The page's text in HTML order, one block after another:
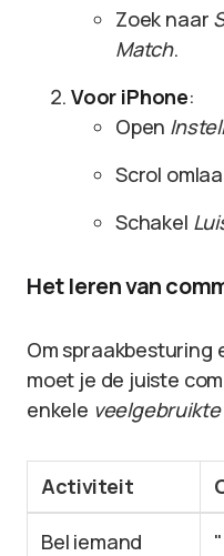
Zoek naar
Match.
Voor iPhone:
Open
Scrol
Schakel
Het leren van
Om
moet je de juiste
enkele veelgebruikte
Activiteit
Bel iemand